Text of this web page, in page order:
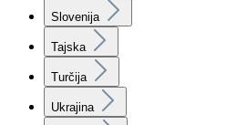
Slovenija
Tajska
Turčija
Ukrajina